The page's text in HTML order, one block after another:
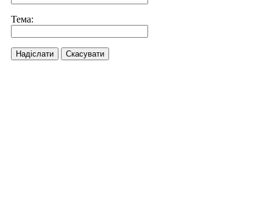
Тема:
Надіслати Скасувати